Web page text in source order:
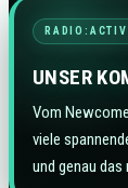
UNSER
Vom
viele
und genau